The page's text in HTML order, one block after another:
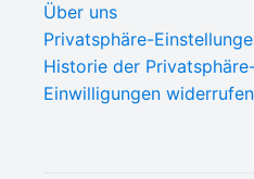
Über uns
Privatsphäre-
Historie der
Einwilligungen widerrufen